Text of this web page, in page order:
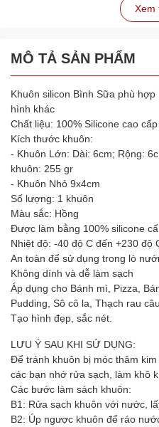
Xem
MÔ TẢ SẢN PHẨM
Khuôn silicon Bình Sữa phù
hình khác
Chất liệu: 100% Silicone cao
Kích thước khuôn:
- Khuôn Lớn: Dài: 6cm; Rộng:
khuôn: 255 gr
- Khuôn Nhỏ 9x4cm
Số lượng: 1 khuôn
Màu sắc: Hồng
Được làm bằng 100% silicone
Nhiệt độ: -40 độ C đến +230 độ
An toàn để sử dụng trong lò
Không dính và dễ làm sạch
Áp dụng cho Bánh mì, Pizza,
Pudding, Sô cô la, Thạch rau
Tạo hình đẹp, sắc nét.
LƯU Ý SAU KHI SỬ DỤNG:
Để tránh khuôn bị móc thâm
các bạn nhớ rửa sạch, làm khô
Các bước làm sách khuôn:
B1: Rửa sạch khuôn với nước,
B2: Úp ngược khuôn để ráo